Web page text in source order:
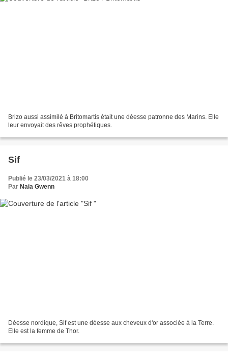
Brizo aussi assimilé à Britomartis était une déesse patronne des Marins. Elle
leur envoyait des rêves prophétiques.
Sif
Publié le 23/03/2021 à 18:00
Par Naia Gwenn
Déesse nordique, Sif est une déesse aux cheveux d'or associée à la Terre.
Elle est la femme de Thor.